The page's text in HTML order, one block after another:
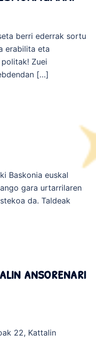
berri ederrak sortu
erabilita eta
Zuei
[…]
Baskonia euskal
gara urtarrilaren
da. Taldeak
ansorenari
22, Kattalin